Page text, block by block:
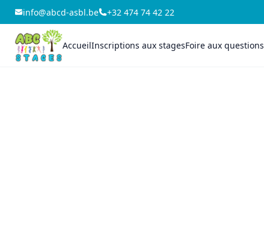
info@abcd-asbl.be +32 474 74 42 22
AccueilInscriptions aux stagesFoire aux questions